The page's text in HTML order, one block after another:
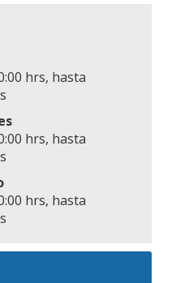
hrs, hasta
hrs, hasta
hrs, hasta